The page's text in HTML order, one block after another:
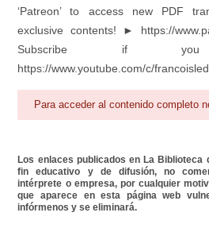
‘Patreon’ to access new PDF
exclusive contents! ► https://
Subscribe if
https://www.youtube.com/c/
Para acceder al contenido completo
Los enlaces publicados en La Biblioteca
fin educativo y de difusión, no
intérprete o empresa, por cualquier
que aparece en esta página web
infórmenos y se eliminará.